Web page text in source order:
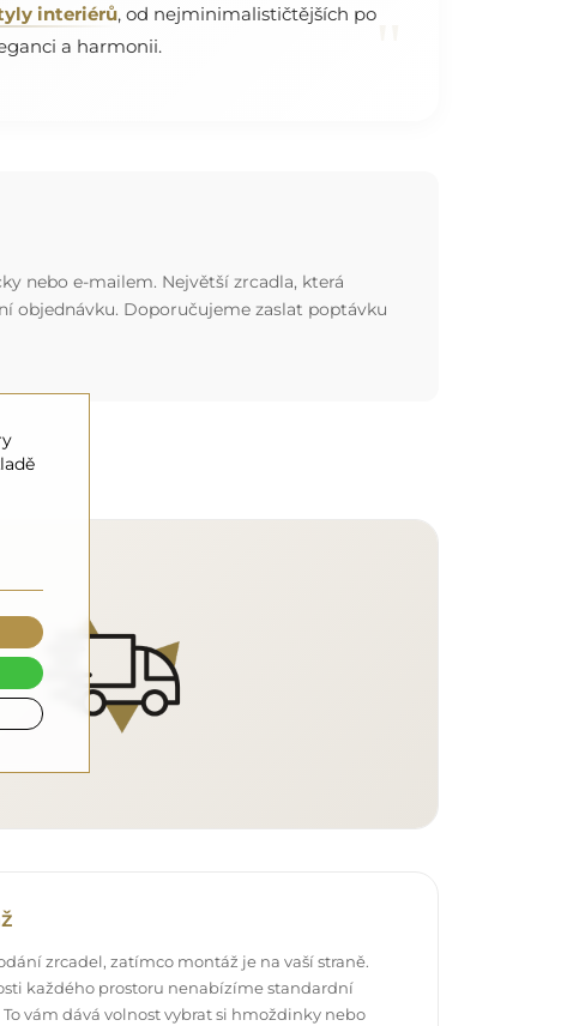
interiérů, od nejminimalističtějších po
a harmonii.
nebo e-mailem. Největší zrcadla, která
objednávku. Doporučujeme zaslat poptávku
zrcadel, zatímco montáž je na vaší straně.
každého prostoru nenabízíme standardní
vám dává volnost vybrat si hmoždinky nebo